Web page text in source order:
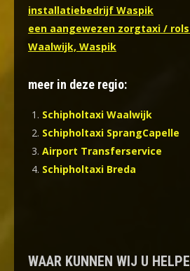
installatiebedrijf Waspik
een aangewezen zorgtaxi /
Waalwijk, Waspik
meer in deze regio:
Schipholtaxi Waalwijk
Schipholtaxi SprangCapelle
Airport Transferservice
Schipholtaxi Breda
WAAR KUNNEN WIJ U